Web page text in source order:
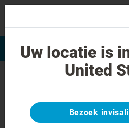
Αξιολόγηση χαμόγελου
Σφάλμα 404
Γυρίστε την
ανάποδα
Uw locatie is
United
Bezoek